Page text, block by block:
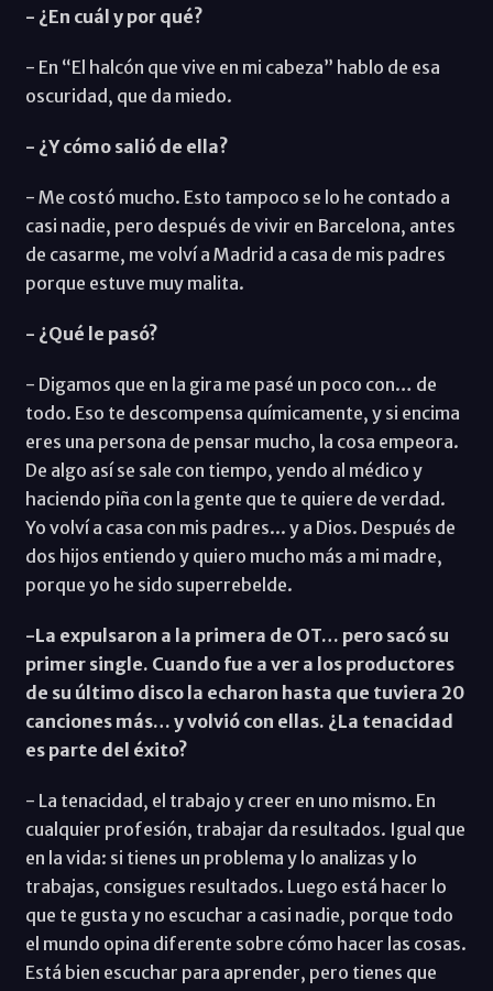
- ¿En cuál y por qué?
- En “El halcón que vive en mi cabeza” hablo de esa
oscuridad, que da miedo.
- ¿Y cómo salió de ella?
- Me costó mucho. Esto tampoco se lo he contado a
casi nadie, pero después de vivir en Barcelona, antes
de casarme, me volví a Madrid a casa de mis padres
porque estuve muy malita.
- ¿Qué le pasó?
- Digamos que en la gira me pasé un poco con… de
todo. Eso te descompensa químicamente, y si encima
eres una persona de pensar mucho, la cosa empeora.
De algo así se sale con tiempo, yendo al médico y
haciendo piña con la gente que te quiere de verdad.
Yo volví a casa con mis padres... y a Dios. Después de
dos hijos entiendo y quiero mucho más a mi madre,
porque yo he sido superrebelde.
-La expulsaron a la primera de OT… pero sacó su
primer single. Cuando fue a ver a los productores
de su último disco la echaron hasta que tuviera 20
canciones más… y volvió con ellas. ¿La tenacidad
es parte del éxito?
- La tenacidad, el trabajo y creer en uno mismo. En
cualquier profesión, trabajar da resultados. Igual que
en la vida: si tienes un problema y lo analizas y lo
trabajas, consigues resultados. Luego está hacer lo
que te gusta y no escuchar a casi nadie, porque todo
el mundo opina diferente sobre cómo hacer las cosas.
Está bien escuchar para aprender, pero tienes que